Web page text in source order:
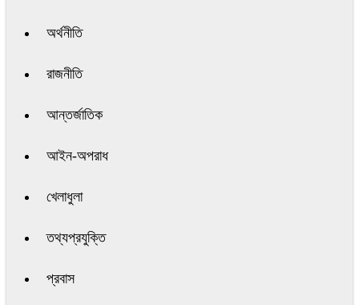
অর্থনীতি
রাজনীতি
আন্তর্জাতিক
আইন-অপরাধ
খেলাধুলা
তথ্যপ্রযুক্তি
প্রবাস